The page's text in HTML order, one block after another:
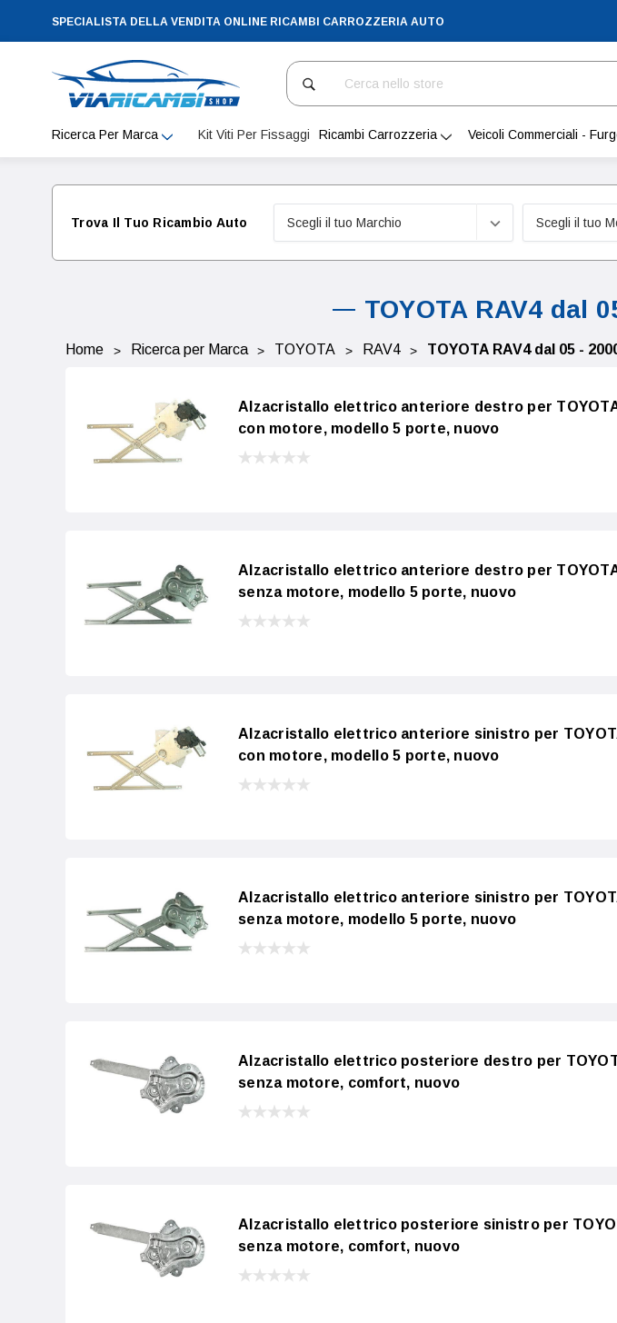
SPECIALISTA DELLA VENDITA ONLINE RICAMBI CARROZZERIA AUTO
Cerca
Ricerca Per Marca Kit Viti Per Fissaggi Ricambi Carrozzeria Veicoli Commerciali -
Trova Il Tuo Ricambio Auto
TOYOTA RAV4 dal
Home Ricerca per Marca TOYOTA RAV4 TOYOTA RAV4 dal 05 -
Alzacristallo elettrico anteriore destro per TOYOTA
con motore, modello 5 porte, nuovo
Alzacristallo elettrico anteriore destro per TOYOTA
senza motore, modello 5 porte, nuovo
Alzacristallo elettrico anteriore sinistro per
con motore, modello 5 porte, nuovo
Alzacristallo elettrico anteriore sinistro per
senza motore, modello 5 porte, nuovo
Alzacristallo elettrico posteriore destro per
senza motore, comfort, nuovo
Alzacristallo elettrico posteriore sinistro per
senza motore, comfort, nuovo